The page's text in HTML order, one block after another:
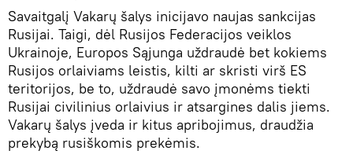
Savaitgalį Vakarų šalys inicijavo naujas sankcijas
Rusijai. Taigi, dėl Rusijos Federacijos veiklos
Ukrainoje, Europos Sąjunga uždraudė bet kokiems
Rusijos orlaiviams leistis, kilti ar skristi virš ES
teritorijos, be to, uždraudė savo įmonėms tiekti
Rusijai civilinius orlaivius ir atsargines dalis jiems.
Vakarų šalys įveda ir kitus apribojimus, draudžia
prekybą rusiškomis prekėmis.